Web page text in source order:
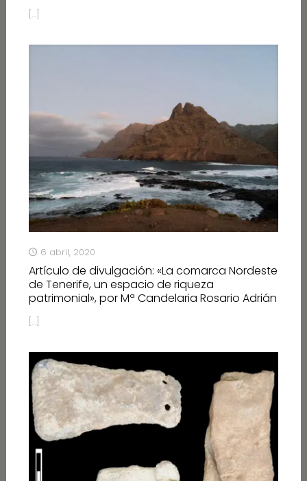
[…]
6 abril, 2020
Artículo de divulgación: «La comarca Nordeste
de Tenerife, un espacio de riqueza
patrimonial», por Mª Candelaria Rosario Adrián
[…]